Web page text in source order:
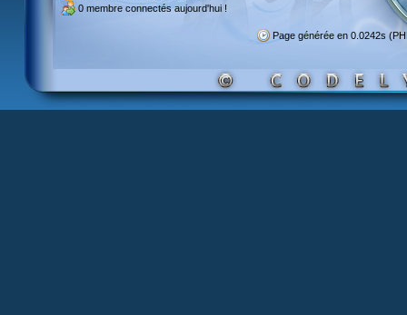
0 membre connectés aujourd'hui !
Page générée en 0.0242s